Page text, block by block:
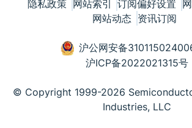
隐私政策 网站索引 订阅偏好设置
网站动态 资讯订阅
沪公网安备
沪ICP备2022021315号
© Copyright 1999-2026
Industries, LLC